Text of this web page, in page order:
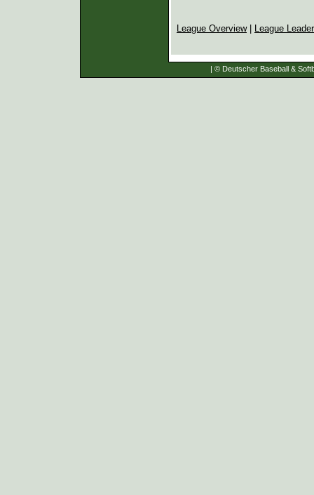
League Overview| League
| © Deutscher Baseball &